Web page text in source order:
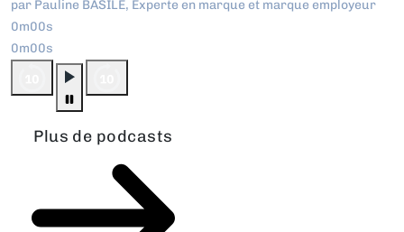
par Pauline BASILE, Experte en marque et marque employeur
0m00s
0m00s
Plus de podcasts